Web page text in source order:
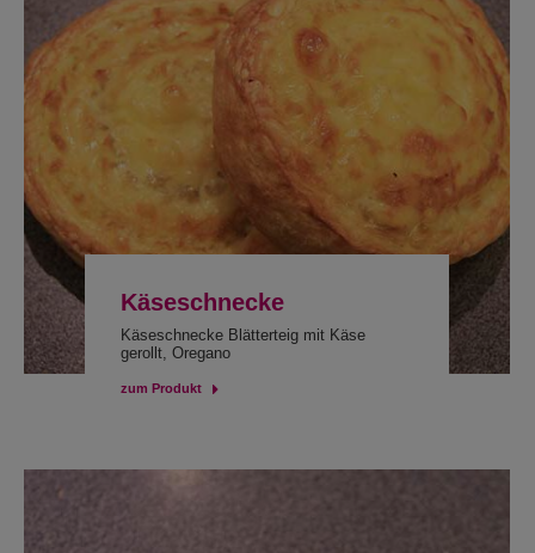
Käseschnecke
Käseschnecke Blätterteig mit Käse
gerollt, Oregano
zum Produkt